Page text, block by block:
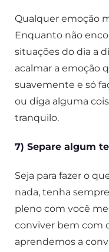
Qualquer emoção
Enquanto não
situações do dia a
acalmar a emoção
suavemente e só
ou diga alguma
tranquilo.
7) Separe algum
Seja para fazer o
nada, tenha
pleno com você
conviver bem com
aprendemos a